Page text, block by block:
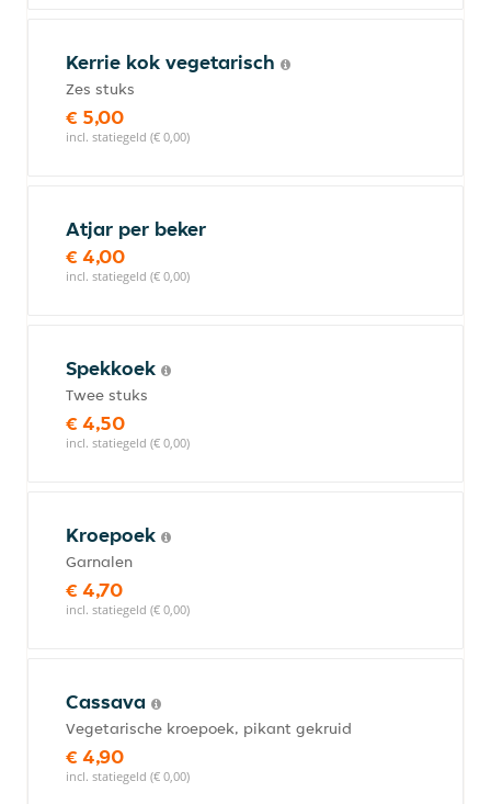
Kerrie kok vegetarisch
Zes stuks
€ 5,00
incl. statiegeld (€ 0,00)
Atjar per beker
€ 4,00
incl. statiegeld (€ 0,00)
Spekkoek
Twee stuks
€ 4,50
incl. statiegeld (€ 0,00)
Kroepoek
Garnalen
€ 4,70
incl. statiegeld (€ 0,00)
Cassava
Vegetarische kroepoek, pikant gekruid
€ 4,90
incl. statiegeld (€ 0,00)